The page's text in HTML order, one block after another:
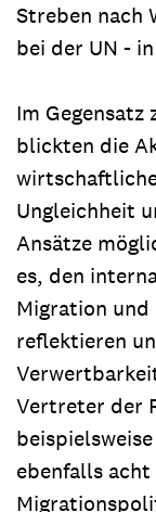
Streben nach
bei der UN -
Im Gegensatz
blickten die
Ungleichheit
Ansätze
es, den
Migration
reflektieren
Vertreter der
ebenfalls